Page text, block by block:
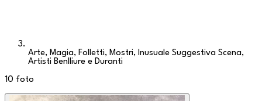
Arte, Magia, Folletti, Mostri, Inusuale Suggestiva Scena,
Artisti Benlliure e Duranti
10 foto